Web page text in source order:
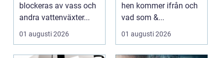
blockeras av vass och
andra vattenväxter...
01 augusti 2026
hen kommer ifrån och
vad som &...
01 augusti 2026